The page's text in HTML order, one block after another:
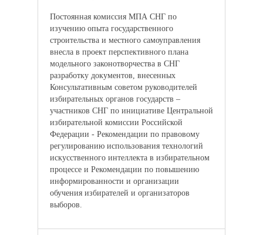
Постоянная комиссия МПА СНГ по
изучению опыта государственного
строительства и местного самоуправления
внесла в проект перспективного плана
модельного законотворчества в СНГ
разработку документов, внесенных
Консультативным советом руководителей
избирательных органов государств –
участников СНГ по инициативе Центральной
избирательной комиссии Российской
Федерации - Рекомендации по правовому
регулированию использования технологий
искусственного интеллекта в избирательном
процессе и Рекомендации по повышению
информированности и организации
обучения избирателей и организаторов
выборов.